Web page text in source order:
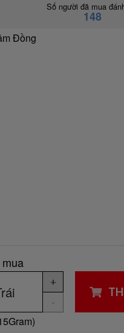
Số người đã mua
148
Đồng
+
-
Gram)